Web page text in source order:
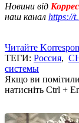
Новини від
наш канал https://
Читайте
ТЕГИ: Россия,
системы
Якщо ви помітили
натисніть Ctrl +